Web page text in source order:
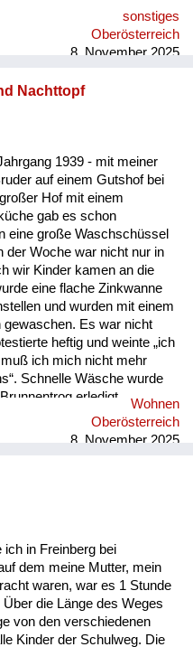
sonstiges
Oberösterreich
8. November 2025
Nachttopf
1939 - mit meiner
auf einem Gutshof bei
Hof mit einem
gab es schon
eine große Waschschüssel
der Woche war nicht nur in
wir Kinder kamen an die
eine flache Zinkwanne
und wurden mit einem
gewaschen. Es war nicht
heftig und weinte „ich
ich mich nicht mehr
Schnelle Wäsche wurde
erledigt.
Wasser, das in der Küche
geholt wurde. Ich
Wohnen
Oberösterreich
8. November 2025
ich in Freinberg bei
dem meine Mutter, mein
waren, war es 1 Stunde
die Länge des Weges
von den verschiedenen
Kinder der Schulweg. Die